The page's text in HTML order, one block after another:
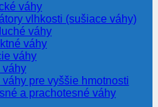
váhy
vlhkosti (sušiace váhy)
váhy
váhy
váhy
váhy
váhy pre vyššie hmotnosti
a prachotesné váhy